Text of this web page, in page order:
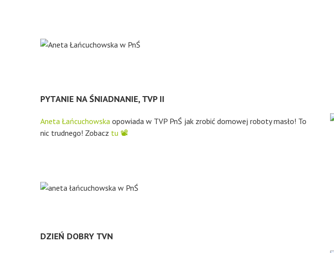
PYTANIE NA ŚNIADNANIE, TVP II
Aneta Łańcuchowska opowiada w TVP PnŚ jak zrobić domowej roboty masło! To
nic trudnego! Zobacz tu 📽
DZIEŃ DOBRY TVN